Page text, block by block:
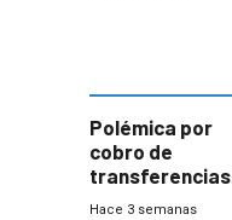
Polémica por
cobro de
transferencias
del Mides en
Hace 3 semanas